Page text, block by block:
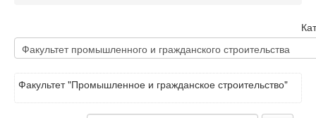
Факультет "Промышленное и гражданское строительство"